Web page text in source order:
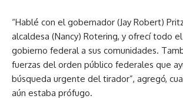
“Hablé con el gobernador (Jay Robert)
alcaldesa (Nancy) Rotering, y ofrecí todo
gobierno federal a sus comunidades.
fuerzas del orden público federales que
búsqueda urgente del tirador”, agregó,
aún estaba prófugo.